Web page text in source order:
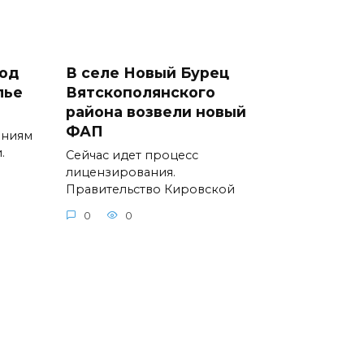
В селе Новый Бурец
Вятскополянского
района возвели новый
ФАП
Сейчас идет процесс
лицензирования.
Правительство Кировской
0 0